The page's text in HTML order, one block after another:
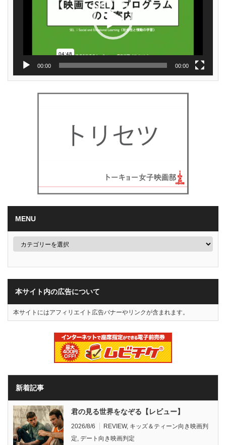
00:00 00:00
MENU
本サイト内の広告について
本サイトにはアフィリエイト広告バナーやリンクが含まれます。
新着記事
君の見る世界をなぞる【レビュー】
2026/8/6 REVIEW, キッズ＆ティーン向き映画判
定, デート向き映画判定